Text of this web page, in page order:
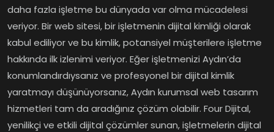
daha fazla işletme bu dünyada var olma mücadelesi
veriyor. Bir web sitesi, bir işletmenin dijital kimliği olarak
kabul ediliyor ve bu kimlik, potansiyel müşterilere işletme
hakkında ilk izlenimi veriyor. Eğer işletmenizi Aydın’da
konumlandırdıysanız ve profesyonel bir dijital kimlik
yaratmayı düşünüyorsanız, Aydın kurumsal web tasarım
hizmetleri tam da aradığınız çözüm olabilir. Four Dijital,
yenilikçi ve etkili dijital çözümler sunan, işletmelerin dijital